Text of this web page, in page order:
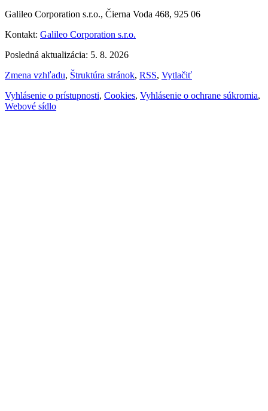
Galileo Corporation s.r.o., Čierna Voda 468, 925 06
Kontakt: Galileo Corporation s.r.o.
Posledná aktualizácia: 5. 8. 2026
Zmena vzhľadu, Štruktúra stránok, RSS, Vytlačiť
Vyhlásenie o prístupnosti, Cookies, Vyhlásenie o ochrane súkromia,
Webové sídlo